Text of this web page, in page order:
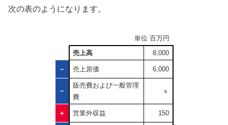
次の表のようになります。
単位 百万円
売上高
8,000
－ 売上原価 6,000
－
販売費および一般管理
費
ｘ
＋ 営業外収益 150